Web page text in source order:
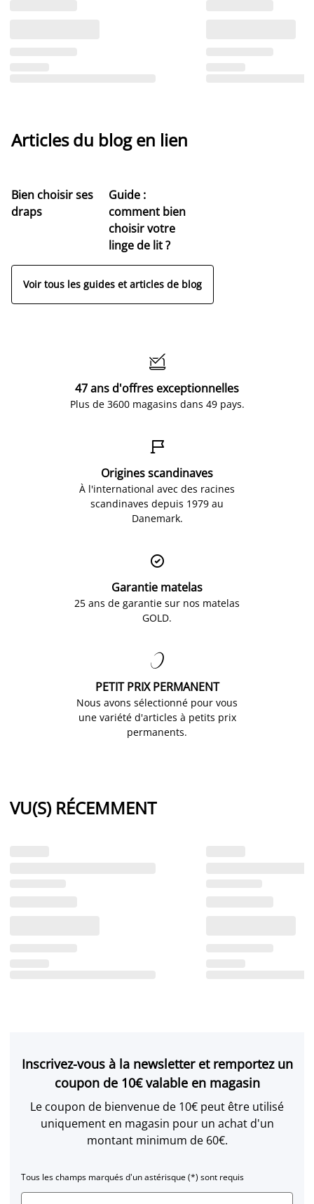
Articles du blog en lien
Bien choisir ses
draps
Guide :
comment bien
choisir votre
linge de lit ?
Voir tous les guides et articles de blog

47 ans d'offres exceptionnelles
Plus de 3600 magasins dans 49 pays.

Origines scandinaves
À l'international avec des racines
scandinaves depuis 1979 au
Danemark.

Garantie matelas
25 ans de garantie sur nos matelas
GOLD.

PETIT PRIX PERMANENT
Nous avons sélectionné pour vous
une variété d'articles à petits prix
permanents.
VU(S) RÉCEMMENT
Inscrivez-vous à la newsletter et remportez un
coupon de 10€ valable en magasin
Le coupon de bienvenue de 10€ peut être utilisé
uniquement en magasin pour un achat d'un
montant minimum de 60€.
Tous les champs marqués d'un astérisque (*) sont requis